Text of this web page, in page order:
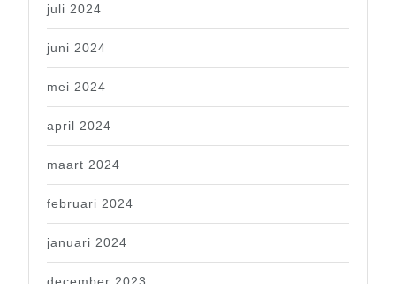
juli 2024
juni 2024
mei 2024
april 2024
maart 2024
februari 2024
januari 2024
december 2023